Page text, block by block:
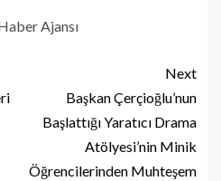
Ajansı
Next
Başkan Çerçioğlu’nun
Başlattığı Yaratıcı Drama
Atölyesi’nin Minik
Öğrencilerinden Muhteşem